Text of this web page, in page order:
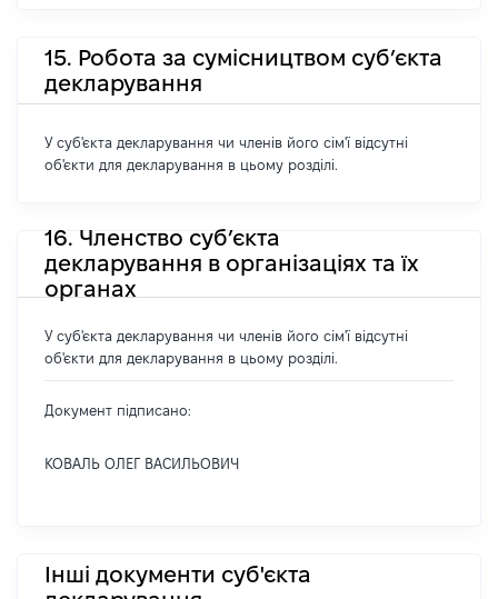
15. Робота за сумісництвом суб’єкта
декларування
У суб'єкта декларування чи членів його сім'ї відсутні
об'єкти для декларування в цьому розділі.
16. Членство суб’єкта
декларування в організаціях та їх
органах
У суб'єкта декларування чи членів його сім'ї відсутні
об'єкти для декларування в цьому розділі.
Документ підписано:
КОВАЛЬ ОЛЕГ ВАСИЛЬОВИЧ
Інші документи суб'єкта